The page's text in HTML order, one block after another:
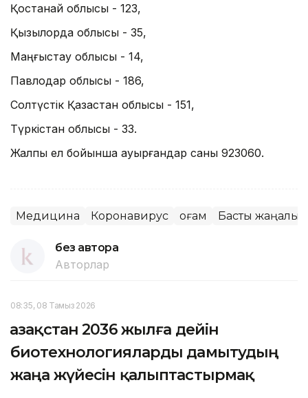
Қостанай облысы - 123,
Қызылорда облысы - 35,
Маңғыстау облысы - 14,
Павлодар облысы - 186,
Солтүстік Қазақстан облысы - 151,
Түркістан облысы - 33.
Жалпы ел бойынша ауырғандар саны 923060.
Медицина Коронавирус Қоғам Басты жаңалық
без автора
Авторлар
08:35, 08 Тамыз 2026
Қазақстан 2036 жылға дейін
биотехнологияларды дамытудың
жаңа жүйесін қалыптастырмақ